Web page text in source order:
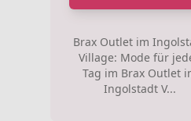
Brax Outlet im
Village: Mode für
Tag im Brax Outlet
Ingolstadt V...